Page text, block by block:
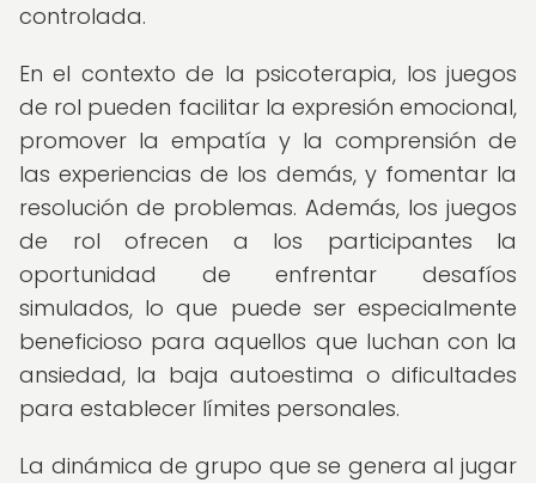
controlada.
En el contexto de la psicoterapia, los juegos
de rol pueden facilitar la expresión emocional,
promover la empatía y la comprensión de
las experiencias de los demás, y fomentar la
resolución de problemas. Además, los juegos
de rol ofrecen a los participantes la
oportunidad de enfrentar desafíos
simulados, lo que puede ser especialmente
beneficioso para aquellos que luchan con la
ansiedad, la baja autoestima o dificultades
para establecer límites personales.
La dinámica de grupo que se genera al jugar